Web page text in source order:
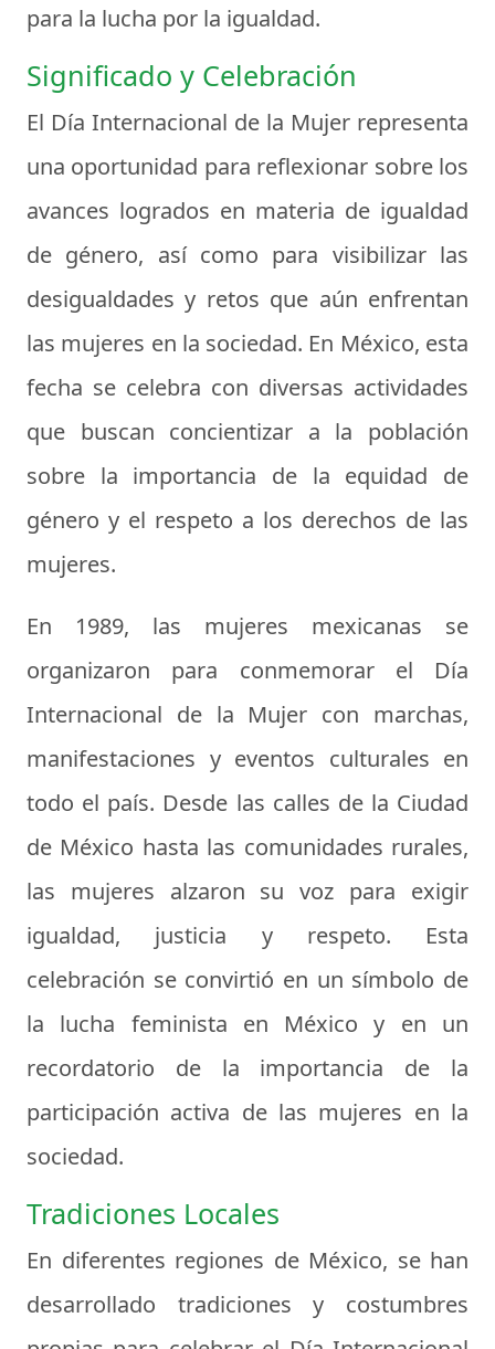
para la lucha por la igualdad.
Significado y Celebración
El Día Internacional de la Mujer representa
una oportunidad para reflexionar sobre los
avances logrados en materia de igualdad
de género, así como para visibilizar las
desigualdades y retos que aún enfrentan
las mujeres en la sociedad. En México, esta
fecha se celebra con diversas actividades
que buscan concientizar a la población
sobre la importancia de la equidad de
género y el respeto a los derechos de las
mujeres.
En 1989, las mujeres mexicanas se
organizaron para conmemorar el Día
Internacional de la Mujer con marchas,
manifestaciones y eventos culturales en
todo el país. Desde las calles de la Ciudad
de México hasta las comunidades rurales,
las mujeres alzaron su voz para exigir
igualdad, justicia y respeto. Esta
celebración se convirtió en un símbolo de
la lucha feminista en México y en un
recordatorio de la importancia de la
participación activa de las mujeres en la
sociedad.
Tradiciones Locales
En diferentes regiones de México, se han
desarrollado tradiciones y costumbres